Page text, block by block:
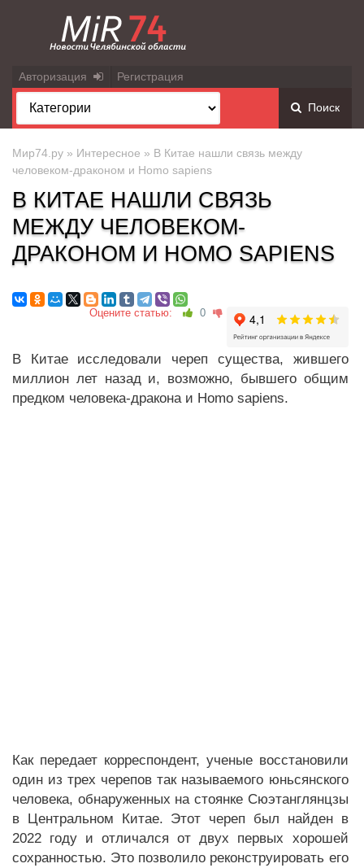
Авторизация Регистрация
Поиск
Мир74.ру » Интересное » В Китае нашли связь между
человеком-драконом и Homo sapiens
В КИТАЕ НАШЛИ СВЯЗЬ
МЕЖДУ ЧЕЛОВЕКОМ-
ДРАКОНОМ И HOMO SAPIENS
Оцените статью: 0
В Китае исследовали череп существа, жившего
миллион лет назад и, возможно, бывшего общим
предком человека-дракона и Homo sapiens.
Как передает корреспондент, ученые восстановили
один из трех черепов так называемого юньсянского
человека, обнаруженных на стоянке Сюэтанглянцзы
в Центральном Китае. Этот череп был найден в
2022 году и отличался от двух первых хорошей
сохранностью. Это позволило реконструировать его